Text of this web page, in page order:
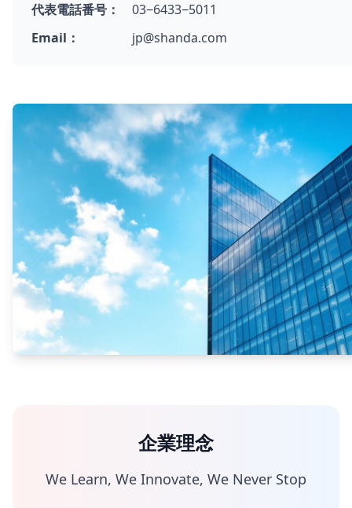
代表電話番号：
03−6433−5011
Email：
jp@shanda.com
企業理念
We Learn, We Innovate, We Never Stop